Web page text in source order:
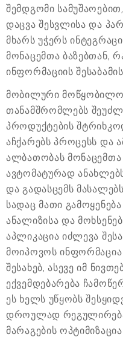
შემდგომი
დაცვა შესვლისა და
მხარს უჭერს
მონაცემთა ბაზებთან,
ინფორმაციის
მობილური
თანამშრომლებს
პროდუქტების
აჩქარებს პროცესს და
ალბათობას მონაცემთა
ავტომატურად
და გადასცემს
სადაც მათი
ანალიზისა და
აპლიკაცია იძლევა
მოიპოვოს ინფორმაცია
შესახებ, ასევე იმ
ექვემდებარება
ეს ხელს უწყობს
დროულად
მარაგების